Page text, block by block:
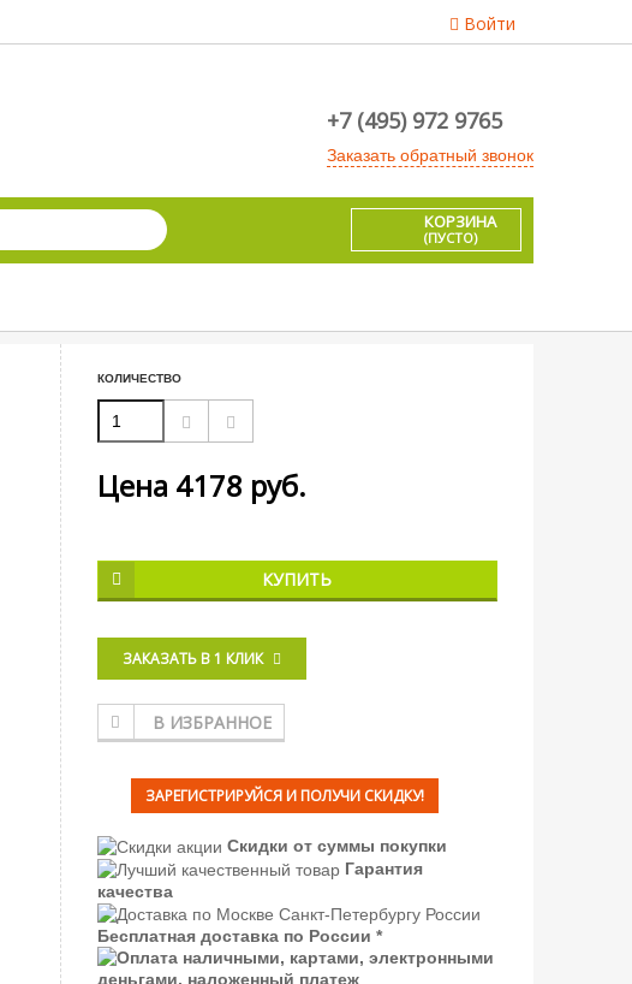
Войти
+7 (495) 972 9765
Заказать обратный звонок
КОРЗИНА
(ПУСТО)
КОЛИЧЕСТВО
Цена 4178 руб.
КУПИТЬ
ЗАКАЗАТЬ В 1 КЛИК
В ИЗБРАННОЕ
ЗАРЕГИСТРИРУЙСЯ И ПОЛУЧИ СКИДКУ!
Скидки от суммы покупки
Гарантия
качества
Бесплатная доставка по России *